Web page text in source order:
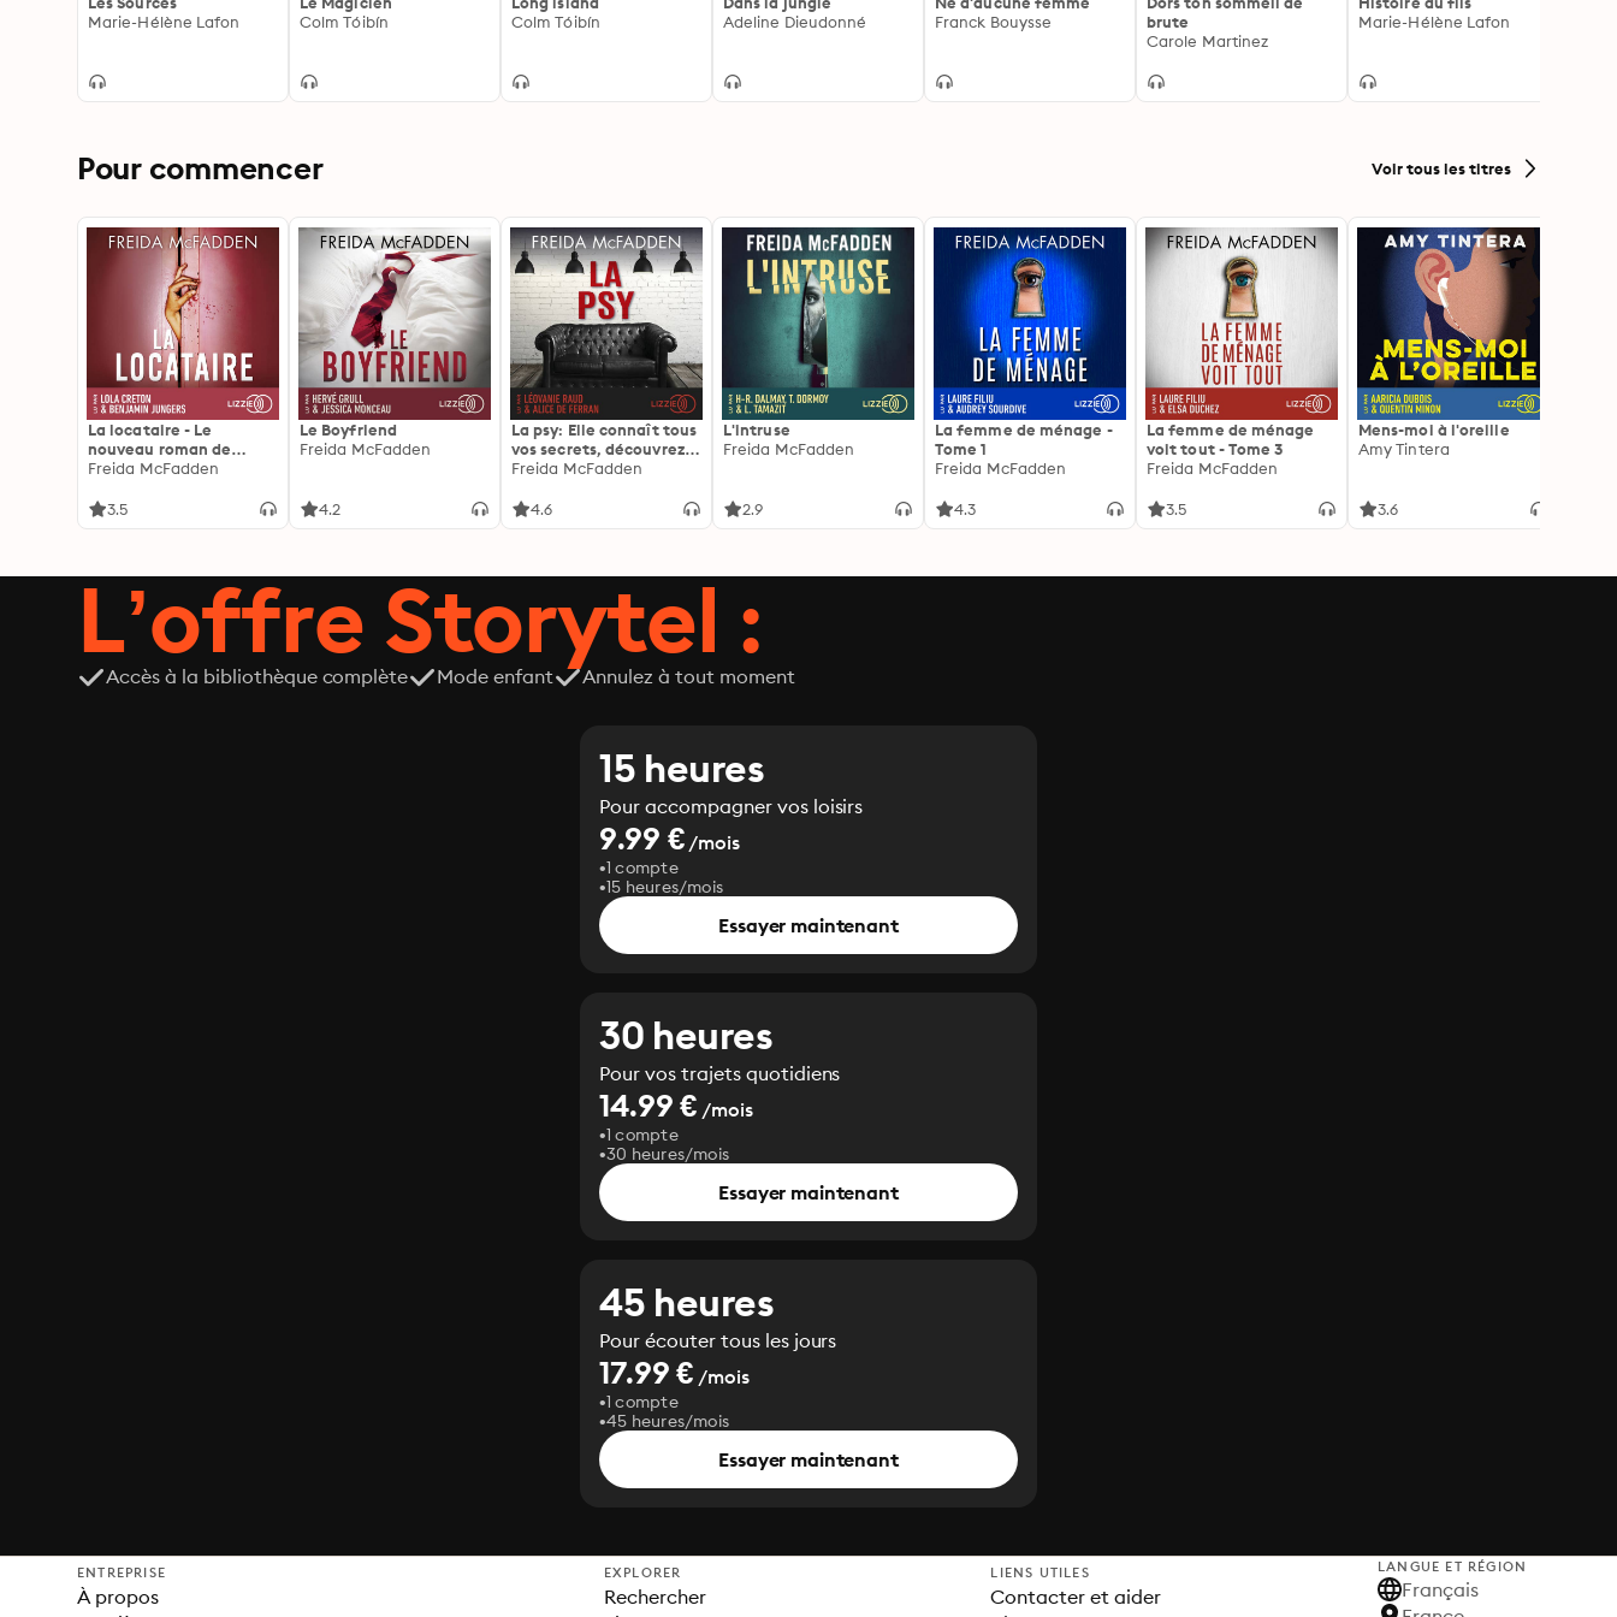
Marie-Hélène Lafon
Colm Tóibín
Colm Tóibín
Adeline Dieudonné
Franck Bouysse
brute
Carole Martinez
Marie-Hélène Lafon
Pour commencer Voir tous les titres
La locataire - Le
nouveau roman de
l'autrice de La femme
Freida McFadden
3.5
Le Boyfriend
Freida McFadden
4.2
La psy: Elle connaît tous
vos secrets, découvrez
les siens ...
Freida McFadden
4.6
L'intruse
Freida McFadden
2.9
La femme de ménage -
Tome 1
Freida McFadden
4.3
La femme de ménage
voit tout - Tome 3
Freida McFadden
3.5
Mens-moi à l'oreille
Amy Tintera
3.6
L’offre Storytel :
Accès à la bibliothèque complète Mode enfant Annulez à tout moment
15 heures
Pour accompagner vos loisirs
9.99 €/mois
1 compte
15 heures/mois
Essayer maintenant
30 heures
Pour vos trajets quotidiens
14.99 € /mois
1 compte
30 heures/mois
Essayer maintenant
45 heures
Pour écouter tous les jours
17.99 € /mois
1 compte
45 heures/mois
Essayer maintenant
ENTREPRISE
À propos
EXPLORER
Rechercher
LIENS UTILES
Contacter et aider
LANGUE ET RÉGION
Français